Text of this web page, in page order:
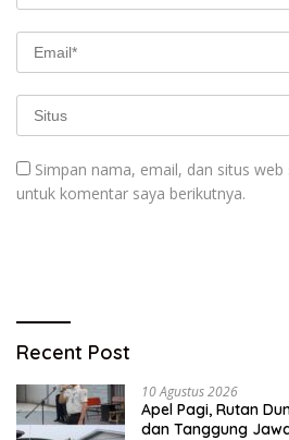
Simpan nama, email, dan situs
untuk komentar saya berikutnya.
Recent Post
10 Agustus 2026
Apel Pagi, Rutan
dan Tanggung